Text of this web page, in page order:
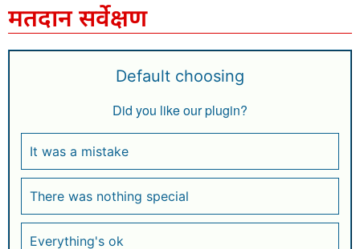
मतदान सर्वेक्षण
Default choosing
Did you like our plugin?
It was a mistake
There was nothing special
Everything's ok